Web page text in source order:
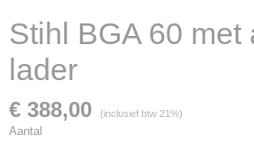
Stihl BGA 60 met
lader
€ 388,00 (inclusief btw 21%)
Aantal